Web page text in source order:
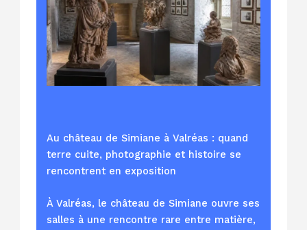
Au château de Simiane à Valréas : quand
terre cuite, photographie et histoire se
rencontrent en exposition
À Valréas, le château de Simiane ouvre ses
salles à une rencontre rare entre matière,